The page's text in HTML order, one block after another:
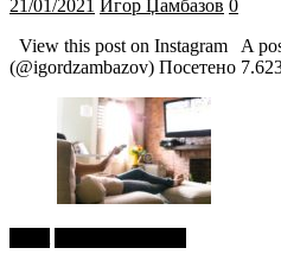
21/01/2021 Игор Џамбазов 0
View this post on Instagram A
(@igordzambazov) Посетено